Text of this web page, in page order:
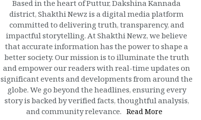
Based in the heart of Puttur, Dakshina Kannada
district, Shakthi Newz is a digital media platform
committed to delivering truth, transparency, and
impactful storytelling. At Shakthi Newz, we believe
that accurate information has the power to shape a
better society. Our mission is to illuminate the truth
and empower our readers with real-time updates on
significant events and developments from around the
globe. We go beyond the headlines, ensuring every
story is backed by verified facts, thoughtful analysis,
and community relevance. Read More